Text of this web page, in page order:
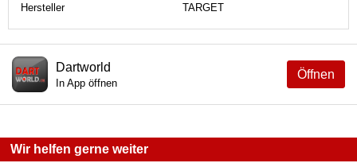
Hersteller
TARGET
Öffnen
Dartworld
In App öffnen
Wir helfen gerne weiter